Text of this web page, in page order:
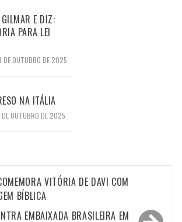
E DIZ:
PARA LEI
DE OUTUBRO DE 2025
NA ITÁLIA
DE OUTUBRO DE 2025
VITÓRIA DE DAVI COM
BÍBLICA
EMBAIXADA BRASILEIRA EM